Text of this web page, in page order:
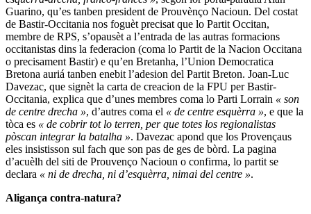
Guarino, qu’es tanben president de Prouvènço Nacioun. Del costat
de Bastir-Occitania nos foguèt precisat que lo Partit Occitan,
membre de RPS, s’opausèt a l’entrada de las autras formacions
occitanistas dins la federacion (coma lo Partit de la Nacion Occitana
o precisament Bastir) e qu’en Bretanha, l’Union Democratica
Bretona auriá tanben enebit l’adesion del Partit Breton. Joan-Luc
Davezac, que signèt la carta de creacion de la FPU per Bastir-
Occitania, explica que d’unes membres coma lo Parti Lorrain « son
de centre drecha », d’autres coma el « de centre esquèrra », e que la
tòca es « de cobrir tot lo terren, per que totes los regionalistas
pòscan integrar la batalha ». Davezac apond que los Provençaus
eles insistisson sul fach que son pas de ges de bòrd. La pagina
d’acuèlh del siti de Prouvenço Nacioun o confirma, lo partit se
declara « ni de drecha, ni d’esquèrra, nimai del centre ».
Aligança contra-natura?